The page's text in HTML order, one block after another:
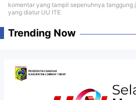
komentar yang tampil sepenuhnya tanggung
yang diatur UU ITE
Trending Now